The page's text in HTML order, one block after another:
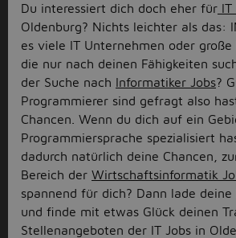
Du interessiert dich doch eher für IT
Oldenburg? Nichts leichter als das:
es viele IT Unternehmen oder große
die nur nach deinen Fähigkeiten
der Suche nach Informatiker Jobs?
Programmierer sind gefragt also
Chancen. Wenn du dich auf ein
Programmiersprache spezialisiert
dadurch natürlich deine Chancen,
Bereich der Wirtschaftsinformatik
spannend für dich? Dann lade
und finde mit etwas Glück deinen
Stellenangeboten der IT Jobs in